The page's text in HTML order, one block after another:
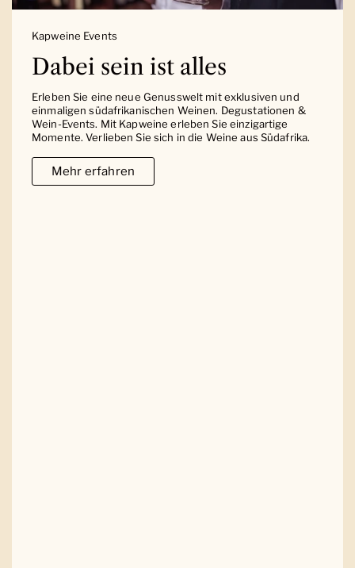
Kapweine Events
Dabei sein ist alles
Erleben Sie eine neue Genusswelt mit exklusiven und
einmaligen südafrikanischen Weinen. Degustationen &
Wein-Events. Mit Kapweine erleben Sie einzigartige
Momente. Verlieben Sie sich in die Weine aus Südafrika.
Mehr erfahren